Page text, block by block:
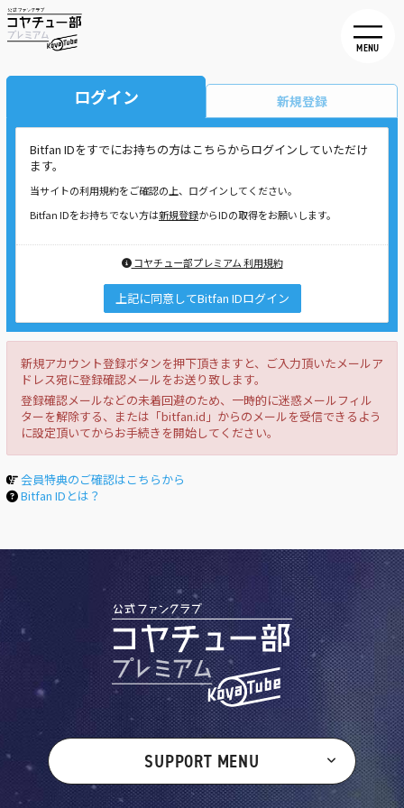
MENU
ログイン 新規登録
Bitfan IDをすでにお持ちの方はこちらからログインしていただけ
ます。
当サイトの利用規約をご確認の上、ログインしてください。
Bitfan IDをお持ちでない方は新規登録からIDの取得をお願いします。
コヤチュー部プレミアム 利用規約
上記に同意してBitfan IDログイン
新規アカウント登録ボタンを押下頂きますと、ご入力頂いたメールア
ドレス宛に登録確認メールをお送り致します。
登録確認メールなどの未着回避のため、一時的に迷惑メールフィル
ターを解除する、または「bitfan.id」からのメールを受信できるよう
に設定頂いてからお手続きを開始してください。
会員特典のご確認はこちらから
Bitfan IDとは？
SUPPORT MENU